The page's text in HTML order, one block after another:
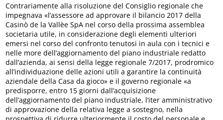
Contrariamente alla risoluzione del Consiglio regionale che
impegnava «l’assessore ad approvare il bilancio 2017 della
Casinò de la Vallèe SpA nel corso della prossima assemblea
societaria utile, in considerazione degli elementi ulteriori
emersi nel corso del confronto tenutosi in aula con i tecnici e
nelle more dell’aggiornamento del piano industriale redatto
dall’azienda, ai sensi della legge regionale 7/2017, prodromico
all’individuazione delle azioni utili a garantire la continuità
aziendale della Casa da gioco» e il governo regionale «a
predisporre, entro 15 giorni dall’acquisizione
dell’aggiornamento del piano industriale, l’iter amministrativo
di approvazione della relativa legge a sostegno, nella